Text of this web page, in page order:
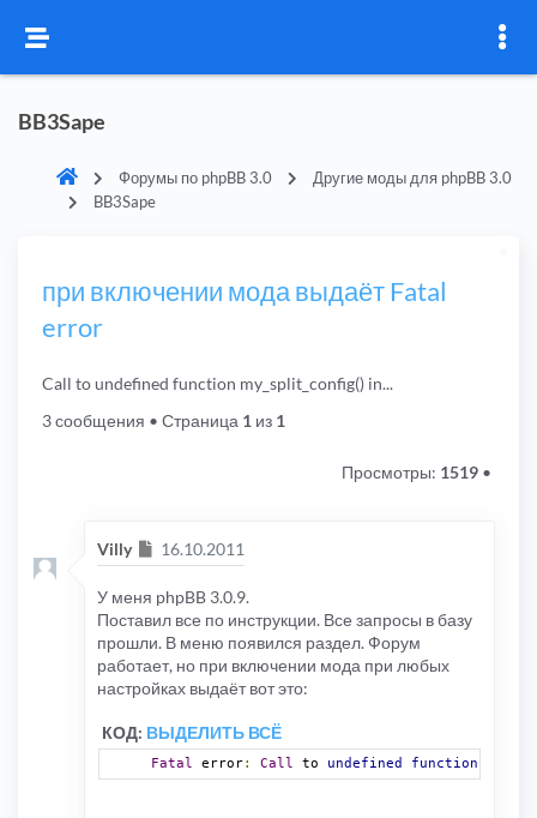
BB3Sape
Форумы по phpBB 3.0
Другие моды для phpBB 3.0
BB3Sape
при включении мода выдаёт Fatal
error
Call to undefined function my_split_config() in...
3 сообщения • Страница 1 из 1
Просмотры: 1519 •
Villy Сообщение
16.10.2011
У меня phpBB 3.0.9.
Поставил все по инструкции. Все запросы в базу
прошли. В меню появился раздел. Форум
работает, но при включении мода при любых
настройках выдаёт вот это:
КОД: ВЫДЕЛИТЬ ВСЁ
Fatal error: Call to undefined function